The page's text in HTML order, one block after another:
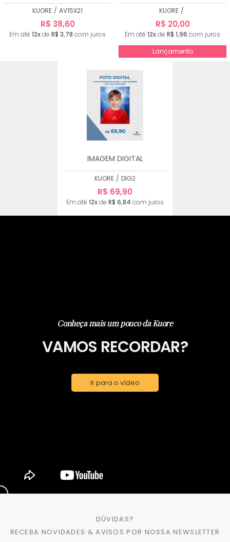
KUORE / AV15X21
R$ 38,60
Em até 12xde R$ 3,78 com juros
KUORE /
R$ 20,00
Em até 12xde R$ 1,96 com juros
Lançamento
IMAGEM DIGITAL
KUORE / DIG2
R$ 69,90
Em até 12xde R$ 6,84 com juros
Conheça mais um pouco da Kuore
VAMOS RECORDAR?
Ir para o vídeo
DÚVIDAS?
RECEBA NOVIDADES & AVISOS POR NOSSA NEWSLETTER